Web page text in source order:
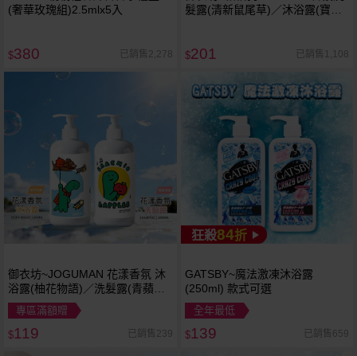
(奢華玫瑰組)2.5mlx5入
$380 已銷售2,278
髮露(清新鼠尾草)／沐浴露(寶貝
$201 已銷售1,108
御衣坊~JOGUMAN 花漾香氛 沐
浴露(柚花物語)／洗髮露(青蘋微
語) (1000ml) 款式可選
專區滿額贈
$119 已銷售239
狂殺84折
GATSBY~魔法激凍沐浴露
(250ml) 款式可選
全年最低
$139 已銷售659